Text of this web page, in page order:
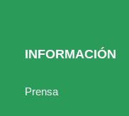
INFORMACIÓN
Prensa